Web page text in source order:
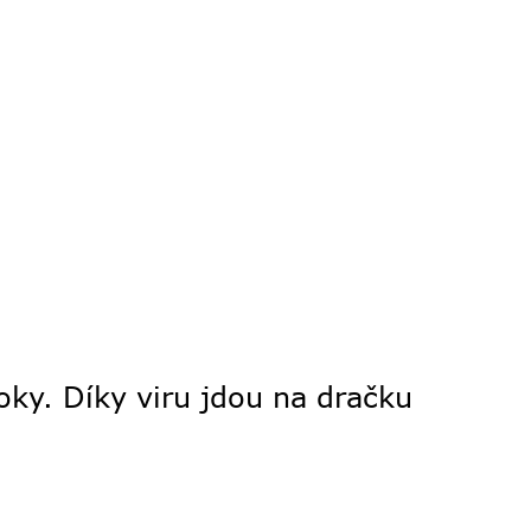
Díky viru jdou na dračku